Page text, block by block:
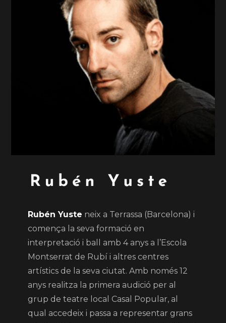
Rubén Yuste neix a Terrassa (Barcelona) i
comença la seva formació en
interpretació i ball amb 4 anys a l’Escola
Montserrat de Rubí i altres centres
artístics de la seva ciutat. Amb només 12
anys realitza la primera audició per al
grup de teatre local Casal Popular, al
qual accedeix i passa a representar grans